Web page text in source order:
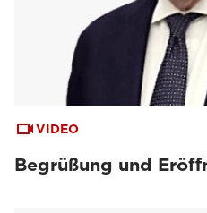
VIDEO
Begrüßung und